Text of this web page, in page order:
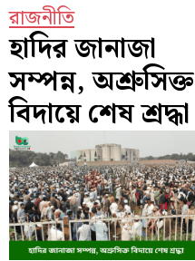
রাজনীতি
হাদির জানাজা
সম্পন্ন, অশ্রুসিক্ত
বিদায়ে শেষ শ্রদ্ধা